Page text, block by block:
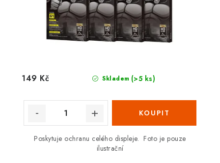
Skladem (>5 ks)
149 Kč
Poskytuje ochranu celého displeje. Foto je pouze
ilustrační